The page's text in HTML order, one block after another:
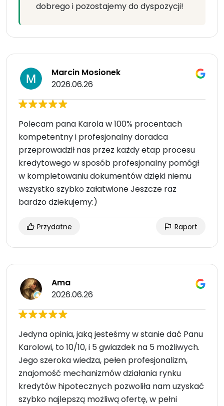
dobrego i pozostajemy do dyspozycji!
Marcin Mosionek
2026.06.26
Polecam pana Karola w 100% procentach
kompetentny i profesjonalny doradca
przeprowadził nas przez każdy etap procesu
kredytowego w sposób profesjonalny pomógł
w kompletowaniu dokumentów dzięki niemu
wszystko szybko załatwione Jeszcze raz
bardzo dziekujemy:)
Przydatne Raport
Ama
2026.06.26
Jedyna opinia, jaką jesteśmy w stanie dać Panu
Karolowi, to 10/10, i 5 gwiazdek na 5 możliwych.
Jego szeroka wiedza, pełen profesjonalizm,
znajomość mechanizmów działania rynku
kredytów hipotecznych pozwoliła nam uzyskać
szybko najlepszą możliwą ofertę, w pełni